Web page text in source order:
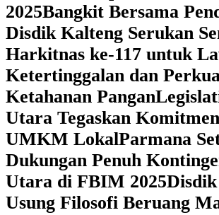
2025‎Bangkit Bersama
Disdik Kalteng Serukan
Harkitnas ke-117 untuk
Ketertinggalan dan
Ketahanan Pangan
Utara Tegaskan
UMKM LokalParmana
Dukungan Penuh
Utara di FBIM 2025
Usung Filosofi Beruang